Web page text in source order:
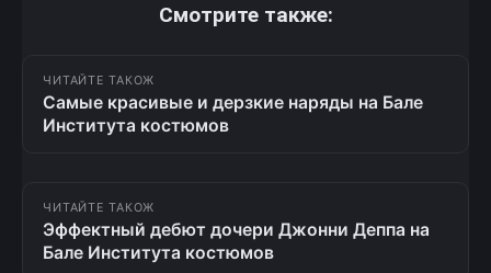
Смотрите также:
ЧИТАЙТЕ ТАКОЖ
Самые красивые и дерзкие наряды на Бале
Института костюмов
ЧИТАЙТЕ ТАКОЖ
Эффектный дебют дочери Джонни Деппа на
Бале Института костюмов